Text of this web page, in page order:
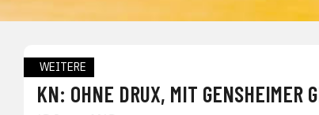
WEITERE
KN: OHNE DRUX, MIT GENSHEIMER